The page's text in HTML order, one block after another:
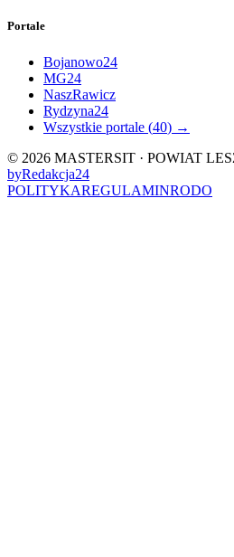
Portale
Bojanowo24
MG24
NaszRawicz
Rydzyna24
Wszystkie portale (40) →
© 2026 MASTERSIT · POWIAT
byRedakcja24
POLITYKAREGULAMINRODO